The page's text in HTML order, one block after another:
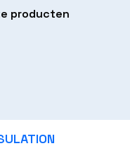
producten